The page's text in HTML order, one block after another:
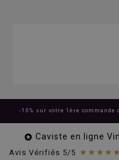
-10% sur votre 1ère commande
 Caviste en ligne
Avis Vérifiés 5/5 ★★★★★